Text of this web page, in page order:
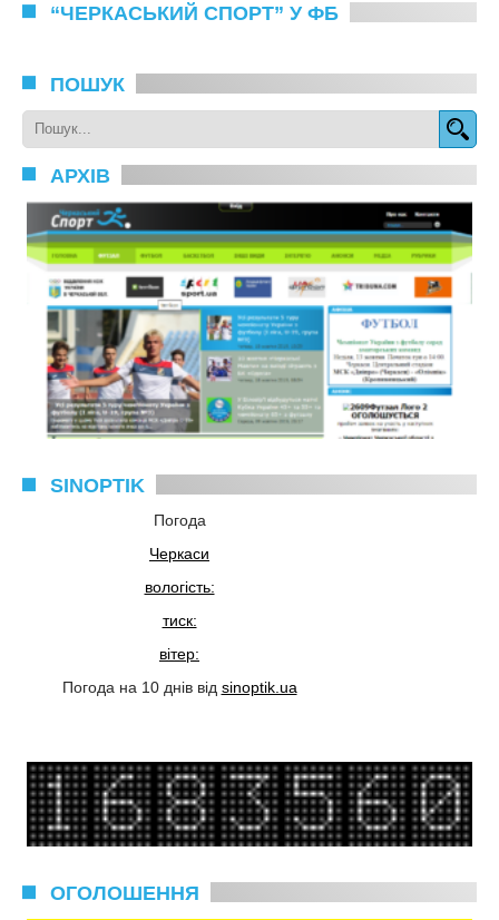
“ЧЕРКАСЬКИЙ СПОРТ” У ФБ
ПОШУК
АРХІВ
SINOPTIK
Погода
Черкаси
вологість:
тиск:
вітер:
Погода на 10 днів від sinoptik.ua
ОГОЛОШЕННЯ